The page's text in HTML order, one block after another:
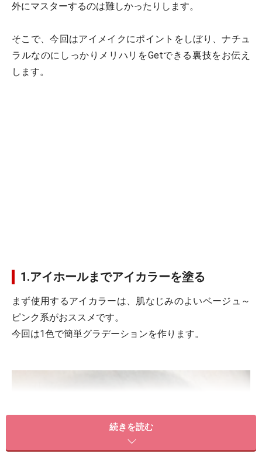
外にマスターするのは難しかったりします。
そこで、今回はアイメイクにポイントをしぼり、ナチュ
ラルなのにしっかりメリハリをGetできる裏技をお伝え
します。
1.アイホールまでアイカラーを塗る
まず使用するアイカラーは、肌なじみのよいベージュ～
ピンク系がおススメです。
今回は1色で簡単グラデーションを作ります。
続きを読む